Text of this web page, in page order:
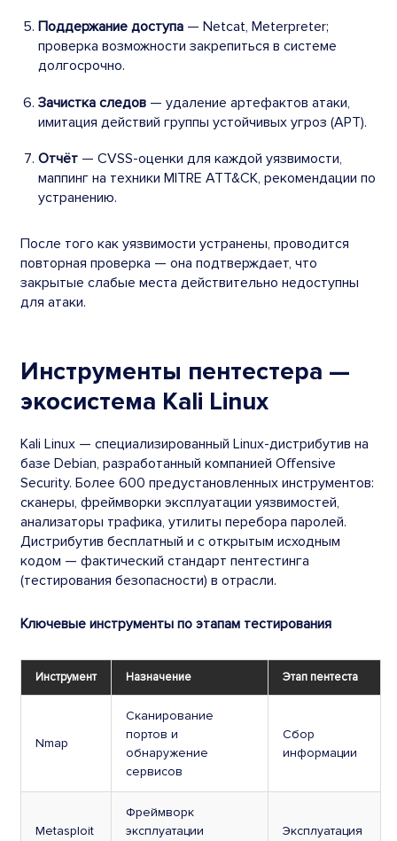
Поддержание доступа — Netcat, Meterpreter;
проверка возможности закрепиться в системе
долгосрочно.
Зачистка следов — удаление артефактов атаки,
имитация действий группы устойчивых угроз (APT).
Отчёт — CVSS-оценки для каждой уязвимости,
маппинг на техники MITRE ATT&CK, рекомендации по
устранению.
После того как уязвимости устранены, проводится
повторная проверка — она подтверждает, что
закрытые слабые места действительно недоступны
для атаки.
Инструменты пентестера —
экосистема Kali Linux
Kali Linux — специализированный Linux-дистрибутив на
базе Debian, разработанный компанией Offensive
Security. Более 600 предустановленных инструментов:
сканеры, фреймворки эксплуатации уязвимостей,
анализаторы трафика, утилиты перебора паролей.
Дистрибутив бесплатный и с открытым исходным
кодом — фактический стандарт пентестинга
(тестирования безопасности) в отрасли.
Ключевые инструменты по этапам тестирования
Инструмент Назначение Этап пентеста
Nmap
Сканирование
портов и
обнаружение
сервисов
Сбор
информации
Metasploit
Фреймворк
эксплуатации
Эксплуатация